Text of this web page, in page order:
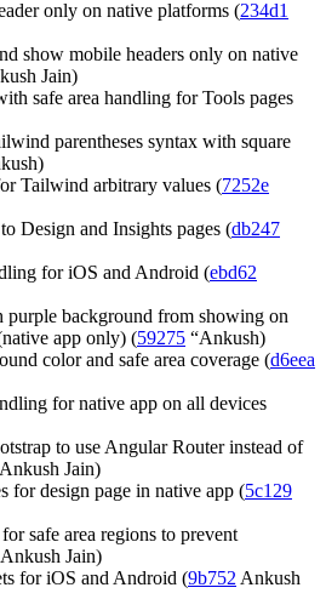
only on native platforms (234d1
show mobile headers only on native
Jain)
safe area handling for Tools pages
parentheses syntax with square
Tailwind arbitrary values (7252e
Design and Insights pages (db247
for iOS and Android (ebd62
purple background from showing on
app only) (59275 “Ankush)
color and safe area coverage (d6eea
for native app on all devices
to use Angular Router instead of
Ankush Jain)
for design page in native app (5c129
safe area regions to prevent
Ankush Jain)
for iOS and Android (9b752 Ankush